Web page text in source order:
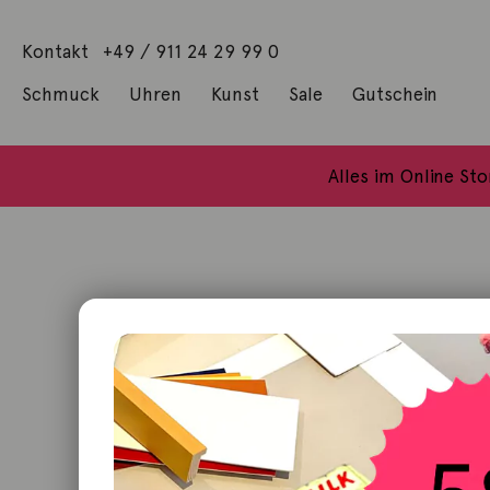
Kontakt +49 / 911 24 29 99 0
Schmuck Uhren Kunst Sale Gutschein
Alles im Online